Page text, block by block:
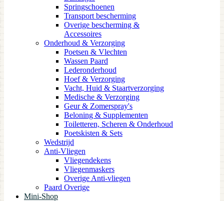
Springschoenen
Transport bescherming
Overige bescherming &
Accessoires
Onderhoud & Verzorging
Poetsen & Vlechten
Wassen Paard
Lederonderhoud
Hoef & Verzorging
Vacht, Huid & Staartverzorging
Medische & Verzorging
Geur & Zomerspray's
Beloning & Supplementen
Toiletteren, Scheren & Onderhoud
Poetskisten & Sets
Wedstrijd
Anti-Vliegen
Vliegendekens
Vliegenmaskers
Overige Anti-vliegen
Paard Overige
Mini-Shop